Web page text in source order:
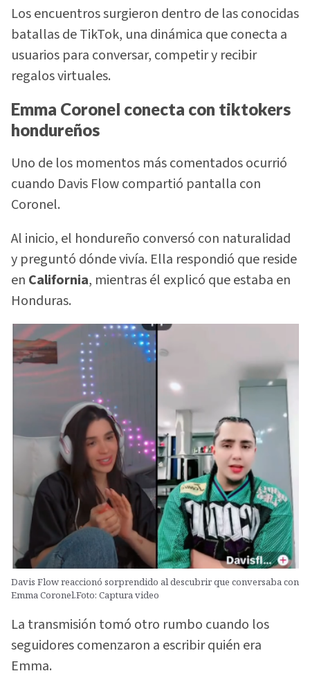
Los encuentros surgieron dentro de las conocidas
batallas de TikTok, una dinámica que conecta a
usuarios para conversar, competir y recibir
regalos virtuales.
Emma Coronel conecta con tiktokers
hondureños
Uno de los momentos más comentados ocurrió
cuando Davis Flow compartió pantalla con
Coronel.
Al inicio, el hondureño conversó con naturalidad
y preguntó dónde vivía. Ella respondió que reside
en California, mientras él explicó que estaba en
Honduras.
Davis Flow reaccionó sorprendido al descubrir que conversaba con
Emma Coronel.Foto: Captura video
La transmisión tomó otro rumbo cuando los
seguidores comenzaron a escribir quién era
Emma.